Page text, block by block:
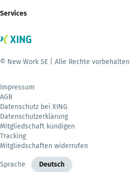
Services
© New Work SE | Alle Rechte vorbehalten
Impressum
AGB
Datenschutz bei XING
Datenschutzerklärung
Mitgliedschaft kündigen
Tracking
Mitgliedschaften widerrufen
Sprache Deutsch